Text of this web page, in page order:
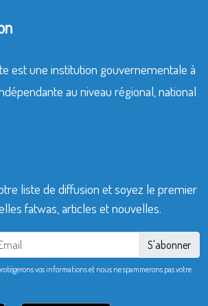
est une institution gouvernementale à
au niveau régional, national
liste de diffusion et soyez le premier
fatwas, articles et nouvelles.
S'abonner
vos informations et nous ne spammerons pas votre